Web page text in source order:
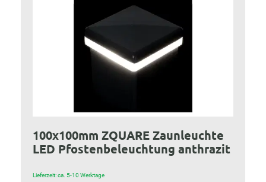
100x100mm ZQUARE Zaunleuchte
LED Pfostenbeleuchtung anthrazit
Lieferzeit: ca. 5-10 Werktage